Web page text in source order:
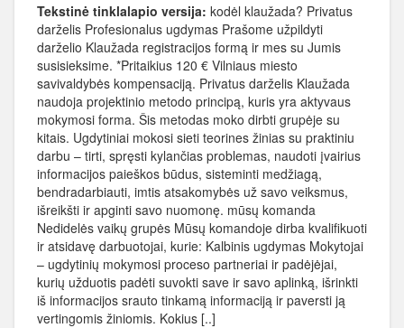
Tekstinė tinklalapio versija: kodėl klaužada? Privatus
darželis Profesionalus ugdymas Prašome užpildyti
darželio Klaužada registracijos formą ir mes su Jumis
susisieksime. *Pritaikius 120 € Vilniaus miesto
savivaldybės kompensaciją. Privatus darželis Klaužada
naudoja projektinio metodo principą, kuris yra aktyvaus
mokymosi forma. Šis metodas moko dirbti grupėje su
kitais. Ugdytiniai mokosi sieti teorines žinias su praktiniu
darbu – tirti, spręsti kylančias problemas, naudoti įvairius
informacijos paieškos būdus, sisteminti medžiagą,
bendradarbiauti, imtis atsakomybės už savo veiksmus,
išreikšti ir apginti savo nuomonę. mūsų komanda
Nedidelės vaikų grupės Mūsų komandoje dirba kvalifikuoti
ir atsidavę darbuotojai, kurie: Kalbinis ugdymas Mokytojai
– ugdytinių mokymosi proceso partneriai ir padėjėjai,
kurių užduotis padėti suvokti save ir savo aplinką, išrinkti
iš informacijos srauto tinkamą informaciją ir paversti ją
vertingomis žiniomis. Kokius [..]